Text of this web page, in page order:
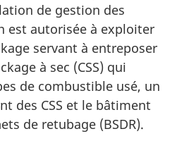
de gestion des
est autorisée à exploiter
servant à entreposer
à sec (CSS) qui
de combustible usé, un
des CSS et le bâtiment
de retubage (BSDR).